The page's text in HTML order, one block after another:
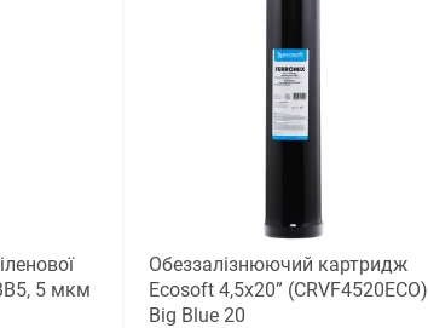
5 мкм
Обеззалізнюючий картридж
Ecosoft 4,5x20” (CRVF4520ECO)
Big Blue 20